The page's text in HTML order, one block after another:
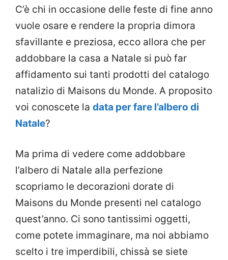
C’è chi in occasione delle feste di fine anno
vuole osare e rendere la propria dimora
sfavillante e preziosa, ecco allora che per
addobbare la casa a Natale si può far
affidamento sui tanti prodotti del catalogo
natalizio di Maisons du Monde. A proposito
voi conoscete la data per fare l’albero di
Natale?
Ma prima di vedere come addobbare
l’albero di Natale alla perfezione
scopriamo le decorazioni dorate di
Maisons du Monde presenti nel catalogo
quest’anno. Ci sono tantissimi oggetti,
come potete immaginare, ma noi abbiamo
scelto i tre imperdibili, chissà se siete